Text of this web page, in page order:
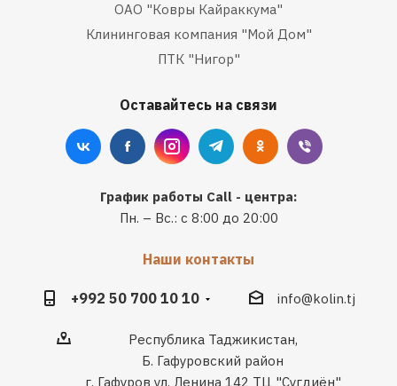
ОАО "Ковры Кайраккума"
Клининговая компания "Мой Дом"
ПТК "Нигор"
Оставайтесь на связи
График работы Call - центра:
Пн. – Вс.: с 8:00 до 20:00
Наши контакты
+992 50 700 10 10 info@kolin.tj
Республика Таджикистан,
Б. Гафуровский район
г. Гафуров ул. Ленина 142 ТЦ "Сугдиён"